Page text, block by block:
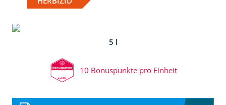
5 l
10 Bonuspunkte pro Einheit